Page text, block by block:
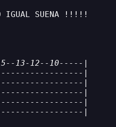
IGUAL SUENA !!!!!
13-12--10-----|
|
|
|
|
|